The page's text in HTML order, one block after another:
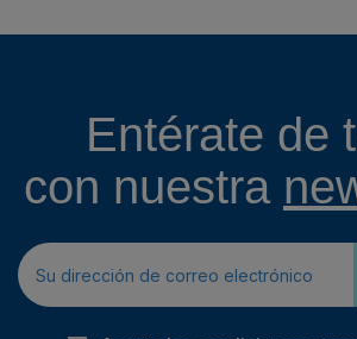
Entérate de
con nuestra